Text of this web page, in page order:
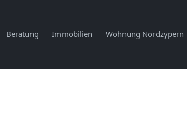
Beratung Immobilien Wohnung Nordzypern